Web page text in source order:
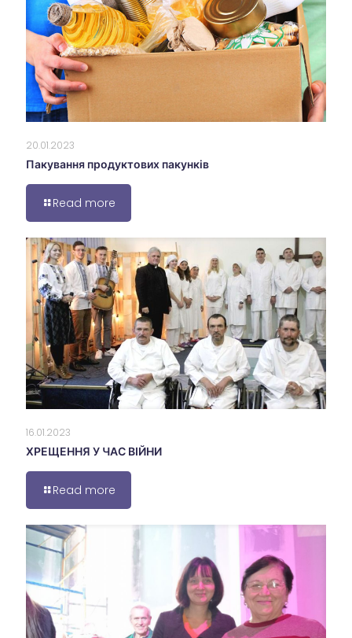
20.01.2023
Пакування продуктових пакунків
Read more
16.01.2023
ХРЕЩЕННЯ У ЧАС ВІЙНИ
Read more